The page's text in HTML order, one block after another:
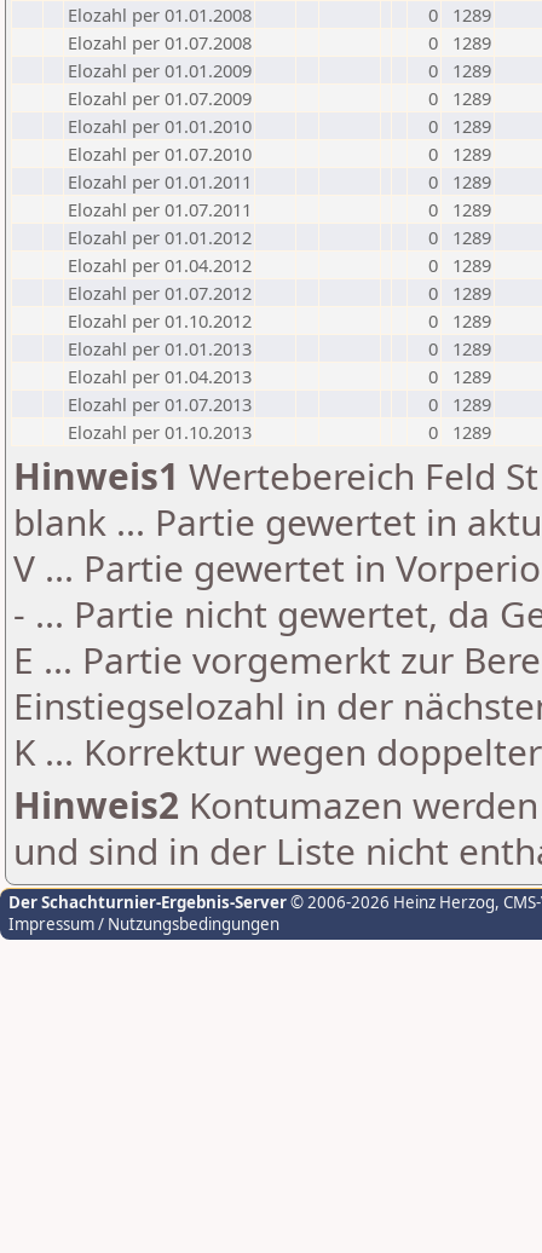
Elozahl per 01.01.2008
0
1289
Elozahl per 01.07.2008
0
1289
Elozahl per 01.01.2009
0
1289
Elozahl per 01.07.2009
0
1289
Elozahl per 01.01.2010
0
1289
Elozahl per 01.07.2010
0
1289
Elozahl per 01.01.2011
0
1289
Elozahl per 01.07.2011
0
1289
Elozahl per 01.01.2012
0
1289
Elozahl per 01.04.2012
0
1289
Elozahl per 01.07.2012
0
1289
Elozahl per 01.10.2012
0
1289
Elozahl per 01.01.2013
0
1289
Elozahl per 01.04.2013
0
1289
Elozahl per 01.07.2013
0
1289
Elozahl per 01.10.2013
0 1289
Hinweis1 Wertebereich Feld
blank ... Partie gewertet in
V ... Partie gewertet in
- ... Partie nicht gewertet, da
E ... Partie vorgemerkt zur
Einstiegselozahl in der
K ... Korrektur wegen
Hinweis2 Kontumazen
und sind in der Liste nicht
Der Schachturnier-Ergebnis-Server© 2006-2026 Heinz Herzog,
Impressum / Nutzungsbedingungen